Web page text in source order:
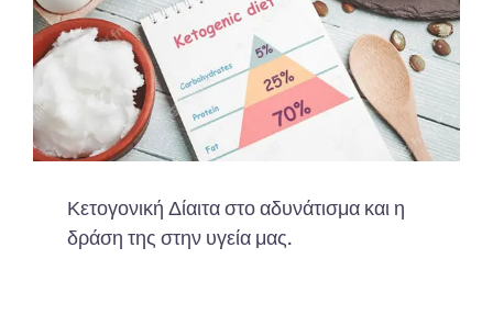
Κετογονική Δίαιτα στο αδυνάτισμα και η
δράση της στην υγεία μας.